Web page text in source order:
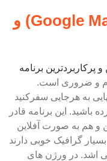
اپلیکیشن گوگل مپ(Google Map) و
پرکاربردترین برنامه
و ضروری است.
به هرجایی سفرکنید
باشید. این برنامه قادر
و هم به صورت آفلاین
گرافیک خوبی دارند
اشد. در ورژن های